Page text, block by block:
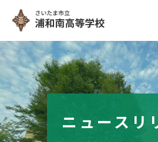
HOME
学校紹介
南高の教育
ニュースリ